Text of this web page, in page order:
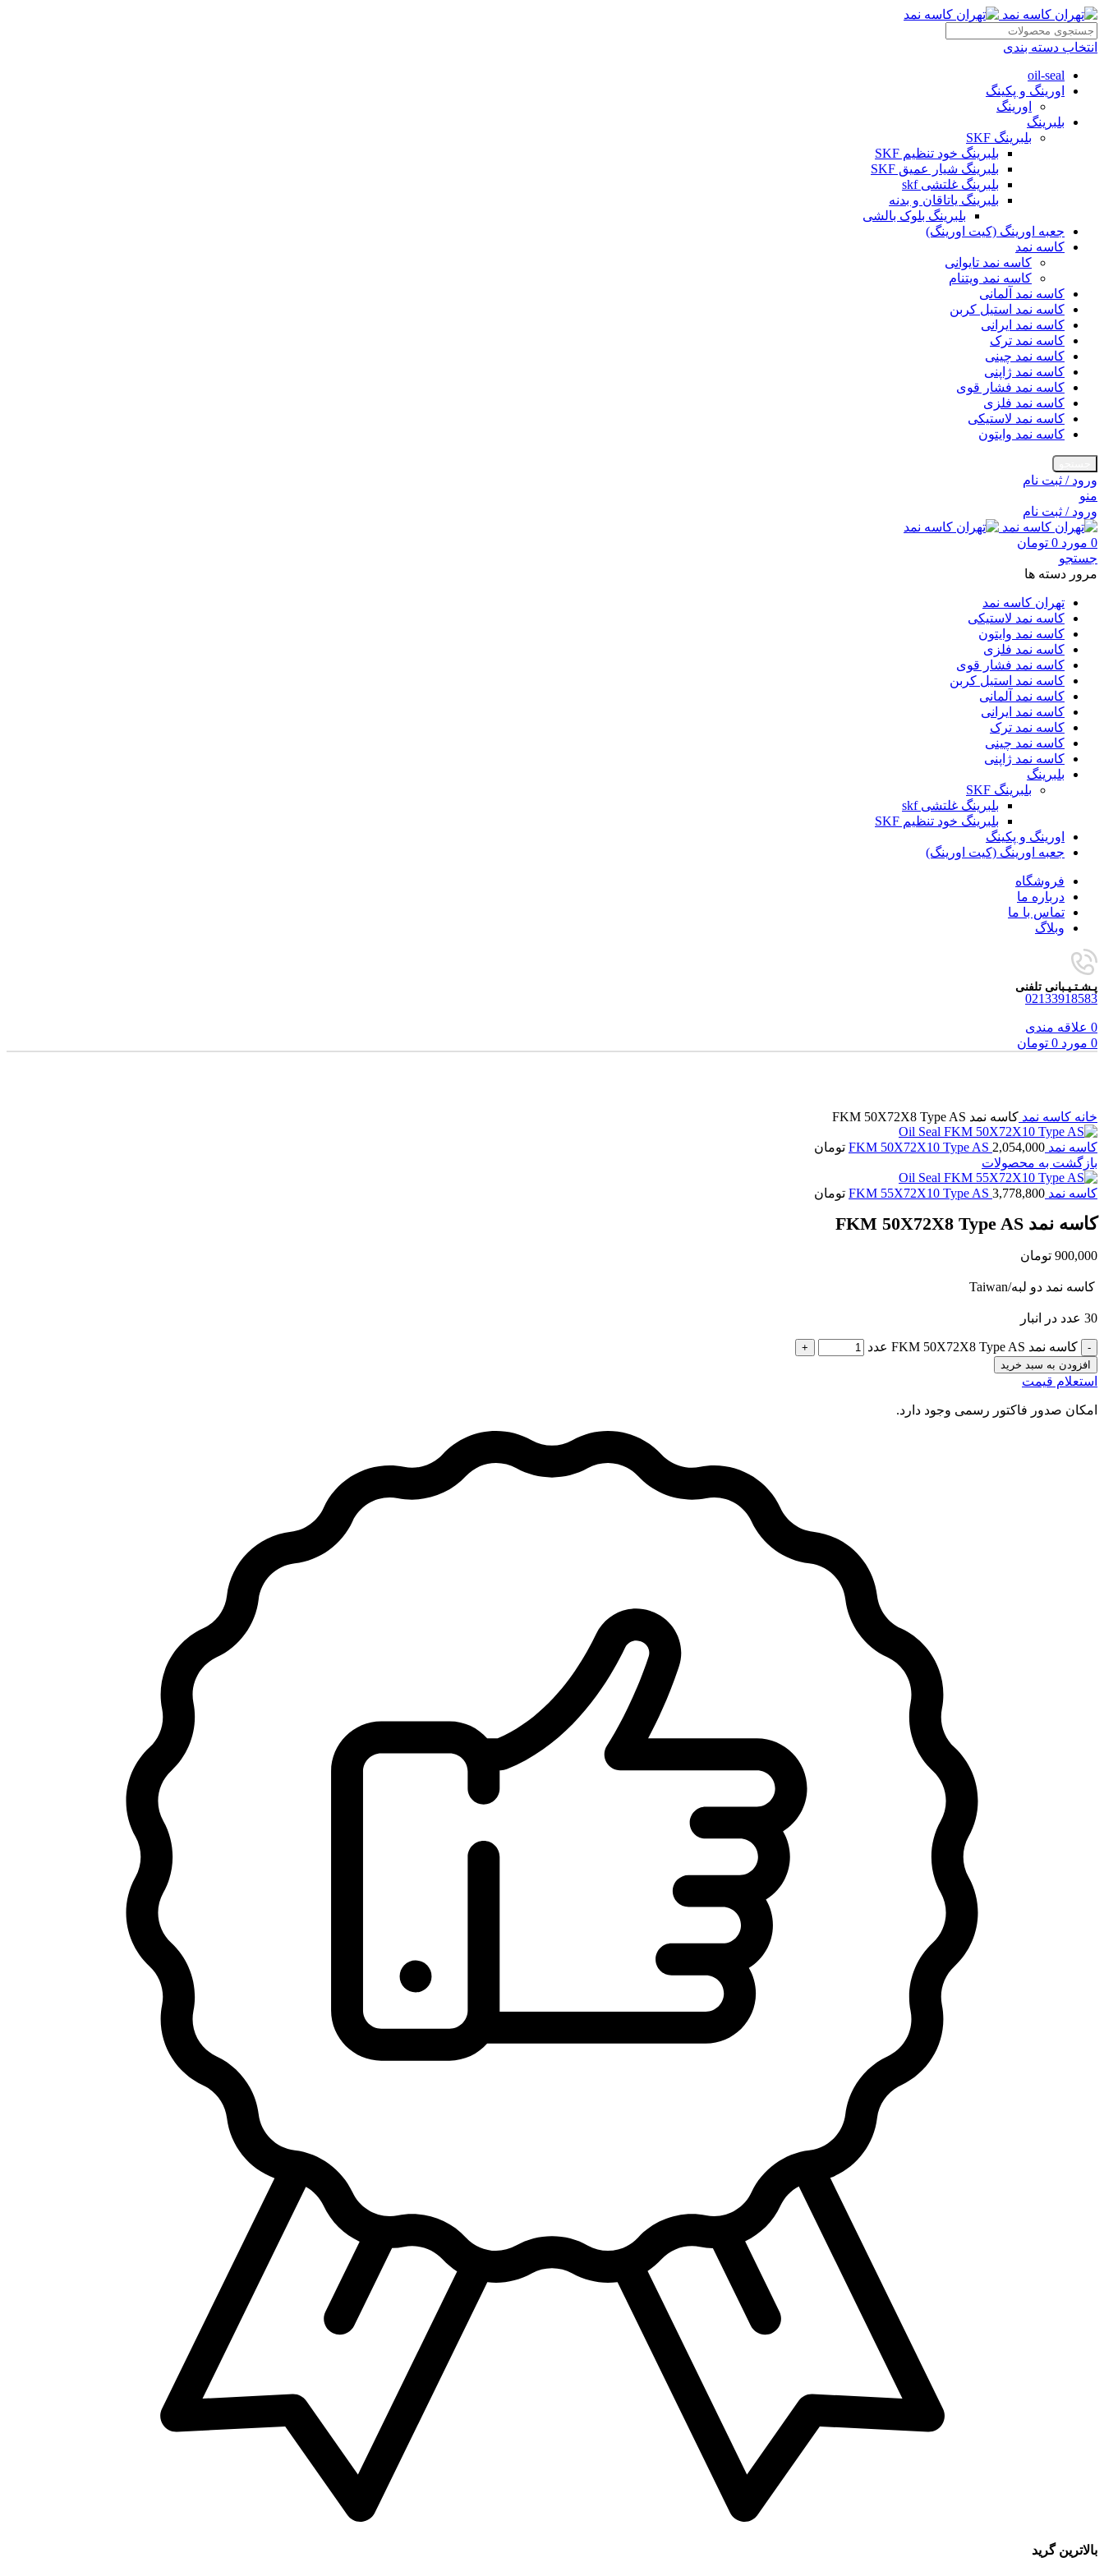
انتخاب دسته بندی
oil-seal
اورینگ و پکینگ
اورینگ
بلبرینگ
بلبرینگ SKF
بلبرینگ خود تنظیم SKF
بلبرینگ شیار عمیق SKF
بلبرینگ غلتشی skf
بلبرینگ یاتاقان و بدنه
بلبرینگ بلوک بالشی
جعبه اورینگ (کیت اورینگ)
کاسه نمد
کاسه نمد تایوانی
کاسه نمد ویتنام
کاسه نمد آلمانی
کاسه نمد استیل کربن
کاسه نمد ایرانی
کاسه نمد ترک
کاسه نمد چینی
کاسه نمد ژاپنی
کاسه نمد فشار قوی
کاسه نمد فلزی
کاسه نمد لاستیکی
کاسه نمد وایتون
ورود / ثبت نام
منو
ورود / ثبت نام
0 مورد 0 تومان
جستجو
مرور دسته ها
تهران کاسه نمد
کاسه نمد لاستیکی
کاسه نمد وایتون
کاسه نمد فلزی
کاسه نمد فشار قوی
کاسه نمد استیل کربن
کاسه نمد آلمانی
کاسه نمد ایرانی
کاسه نمد ترک
کاسه نمد چینی
کاسه نمد ژاپنی
بلبرینگ
بلبرینگ SKF
بلبرینگ غلتشی skf
بلبرینگ خود تنظیم SKF
اورینگ و پکینگ
جعبه اورینگ (کیت اورینگ)
فروشگاه
درباره ما
تماس با ما
وبلاگ
پـشـتـیـبانی تلفنی
02133918583
0 علاقه مندی
0 مورد 0 تومان
خانه کاسه نمد کاسه نمد FKM 50X72X8 Type AS
کاسه نمد FKM 50X72X10 Type AS 2,054,000
تومان
بازگشت به محصولات
کاسه نمد FKM 55X72X10 Type AS 3,778,800 تومان
کاسه نمد FKM 50X72X8 Type AS
900,000 تومان
کاسه نمد دو لبه/Taiwan
30 عدد در انبار
کاسه نمد FKM 50X72X8 Type AS عدد
افزودن به سبد خرید
استعلام قیمت
امکان صدور فاکتور رسمی وجود دارد.
بالاترین گرید